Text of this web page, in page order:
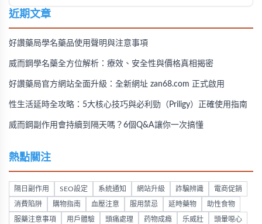
近期文章
好讚藥局學名藥品使用聲明與注意事項
威而鋼學名藥全方位解析：療效、安全性與價格真相揭密
好讚藥局官方網站全面升級：全新網址 zan68.com 正式啟用
性生活延時全攻略：5大核心技巧與必利勁（Priligy）正確使用指南
威而鋼副作用會持續到隔天嗎？6個Q&A讓你一次搞懂
熱點關注
隔日副作用 SEO設定 系統通知 網站升級 詐騙辨識 電商促銷
消費陷阱 購物指南 血壓注意 服用禁忌 延時藥物 助性食物
服藥注意事項 用戶體驗 頭痛處理 药物成瘾 乐威壯 頭暈噁心